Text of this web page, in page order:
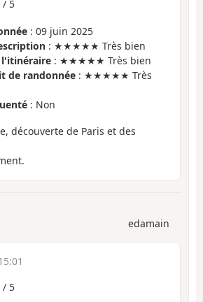
/ 5
: 09 juin 2025
: ★★★★★ Très bien
l'itinéraire : ★★★★★ Très bien
de randonnée : ★★★★★ Très
: Non
découverte de Paris et des
edamain
/ 5